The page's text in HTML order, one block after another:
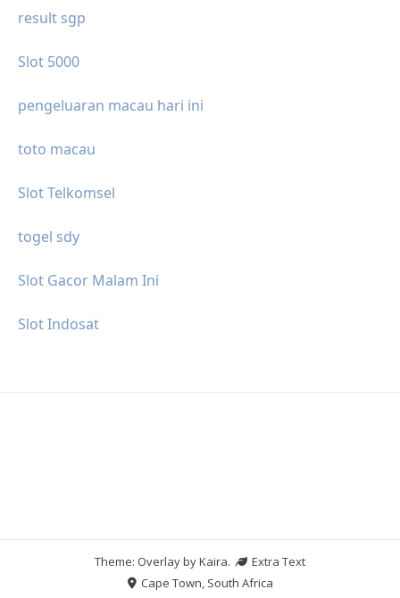
result sgp
Slot 5000
pengeluaran macau hari ini
toto macau
Slot Telkomsel
togel sdy
Slot Gacor Malam Ini
Slot Indosat
Theme: Overlay byKaira.
Extra Text
Cape Town, South Africa